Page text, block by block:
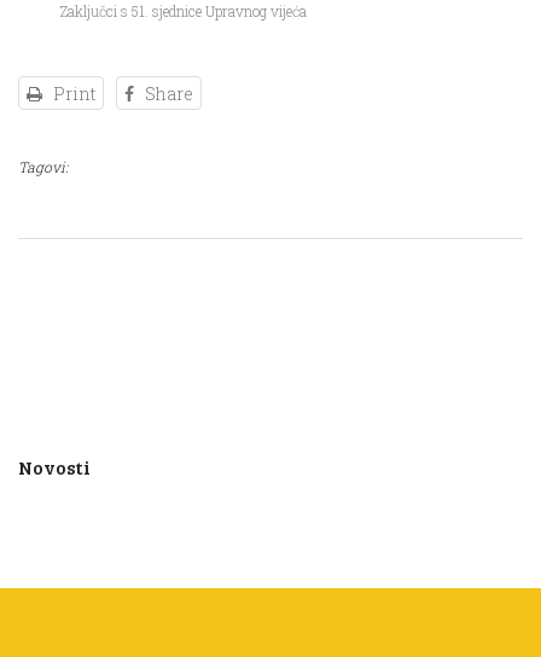
Zaključci s 51. sjednice Upravnog vijeća
Print Share
Tagovi:
Novosti